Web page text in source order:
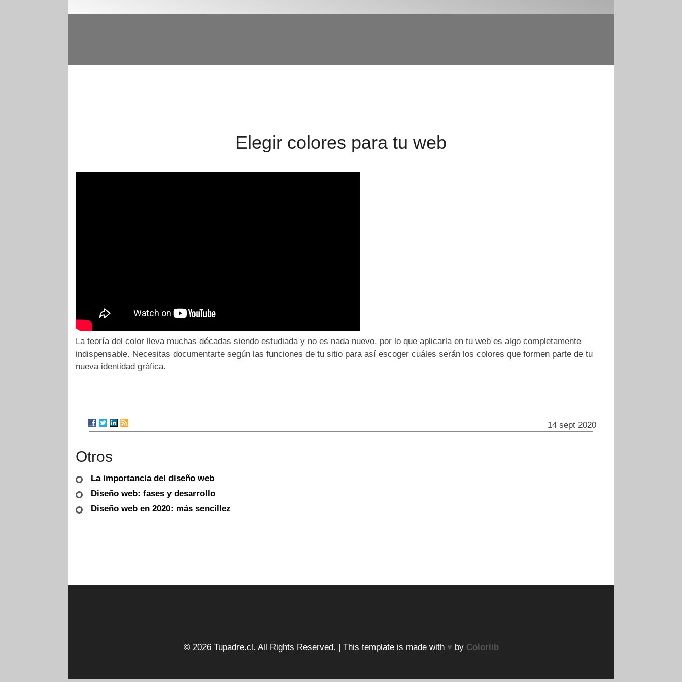
Elegir colores para tu web
La teoría del color lleva muchas décadas siendo estudiada y no es nada nuevo, por lo que aplicarla en tu web es algo completamente
indispensable. Necesitas documentarte según las funciones de tu sitio para así escoger cuáles serán los colores que formen parte de tu
nueva identidad gráfica.
14 sept 2020
Otros
La importancia del diseño web
Diseño web: fases y desarrollo
Diseño web en 2020: más sencillez
© 2026 Tupadre.cl. All Rights Reserved. | This template is made with ♥ by Colorlib